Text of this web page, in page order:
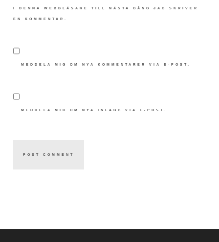
I DENNA WEBBLÄSARE TILL NÄSTA GÅNG JAG SKRIVER
EN KOMMENTAR.
MEDDELA MIG OM NYA KOMMENTARER VIA E-POST.
MEDDELA MIG OM NYA INLÄGG VIA E-POST.